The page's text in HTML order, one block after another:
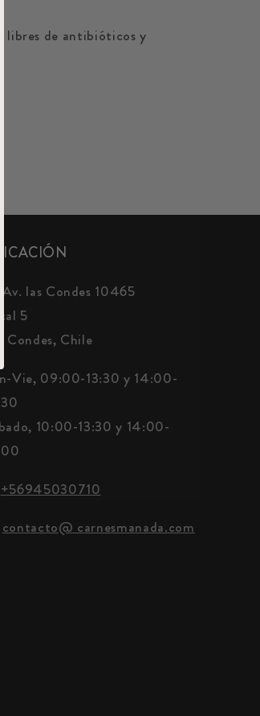
libres de antibióticos y
Av. las Condes 10465
5
Condes, Chile
Vie, 09:00-13:30 y 14:00-
10:00-13:30 y 14:00-
+56945030710
contacto@ carnesmanada.com